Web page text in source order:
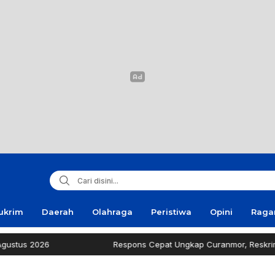
Daerah Olahraga Peristiwa Opini
2026 Respons Cepat Ungkap Curanmor, Reskrim